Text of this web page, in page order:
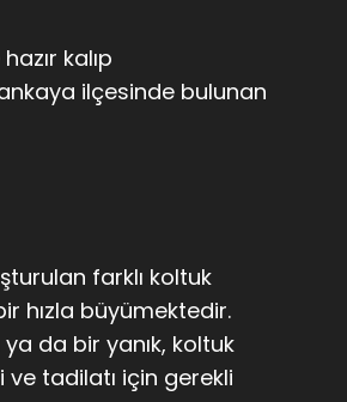
kalıp
ilçesinde bulunan
farklı koltuk
hızla büyümektedir.
da bir yanık, koltuk
tadilatı için gerekli